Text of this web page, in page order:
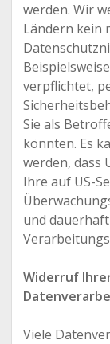
werden. Wir
Ländern kein
verpflichtet,
Sie als
könnten. Es
werden, dass
Ihre auf US-
und
Widerruf
Viele